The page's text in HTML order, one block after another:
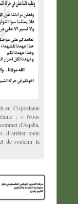
en Cisjordanie
: « Nous
d’Aqaba,
d’arrêter toute
de soutenir la